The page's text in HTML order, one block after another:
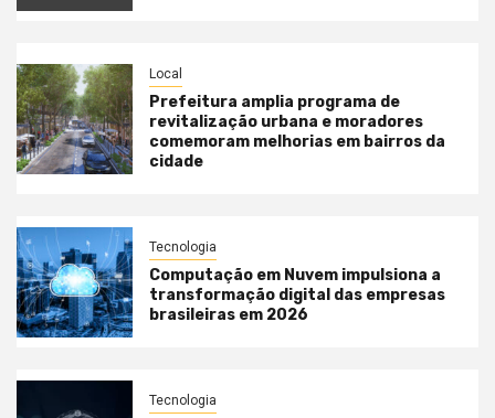
Local
Prefeitura amplia programa de
revitalização urbana e moradores
comemoram melhorias em bairros da
cidade
Tecnologia
Computação em Nuvem impulsiona a
transformação digital das empresas
brasileiras em 2026
Tecnologia